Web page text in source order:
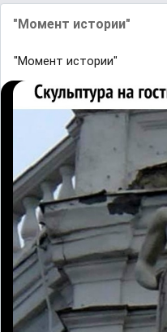
"Момент истории"
"Момент истории"